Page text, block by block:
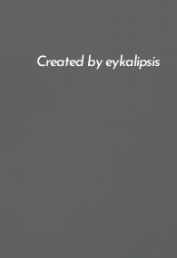
Created by eykalipsis